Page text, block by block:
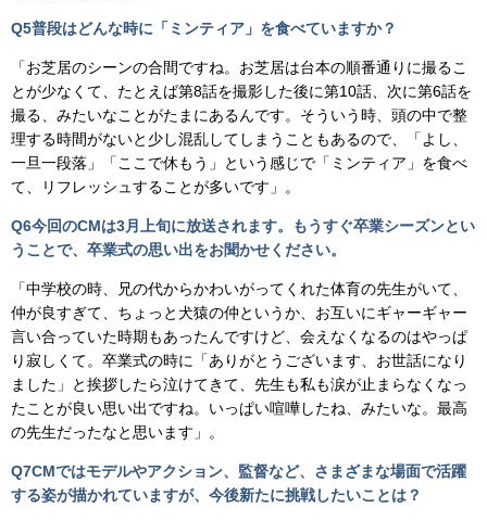
Q5普段はどんな時に「ミンティア」を食べていますか？
「お芝居のシーンの合間ですね。お芝居は台本の順番通りに撮るこ
とが少なくて、たとえば第8話を撮影した後に第10話、次に第6話を
撮る、みたいなことがたまにあるんです。そういう時、頭の中で整
理する時間がないと少し混乱してしまうこともあるので、「よし、
一旦一段落」「ここで休もう」という感じで「ミンティア」を食べ
て、リフレッシュすることが多いです」。
Q6今回のCMは3月上旬に放送されます。もうすぐ卒業シーズンとい
うことで、卒業式の思い出をお聞かせください。
「中学校の時、兄の代からかわいがってくれた体育の先生がいて、
仲が良すぎて、ちょっと犬猿の仲というか、お互いにギャーギャー
言い合っていた時期もあったんですけど、会えなくなるのはやっぱ
り寂しくて。卒業式の時に「ありがとうございます、お世話になり
ました」と挨拶したら泣けてきて、先生も私も涙が止まらなくなっ
たことが良い思い出ですね。いっぱい喧嘩したね、みたいな。最高
の先生だったなと思います」。
Q7CMではモデルやアクション、監督など、さまざまな場面で活躍
する姿が描かれていますが、今後新たに挑戦したいことは？